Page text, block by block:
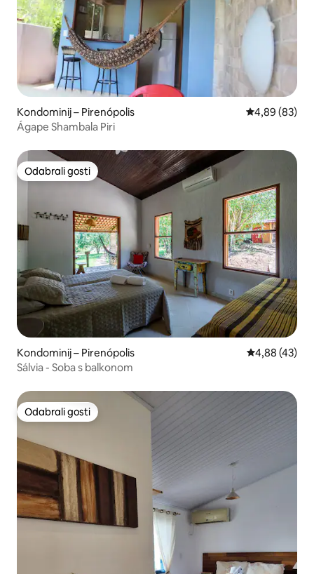
Kondominij – Pirenópolis Prosječna
4,89 (83)
Ágape Shambala Piri
Odabrali gosti
Odabrali gosti
Kondominij – Pirenópolis Prosječna
4,88 (43)
Sálvia - Soba s balkonom
Odabrali gosti
Odabrali gosti